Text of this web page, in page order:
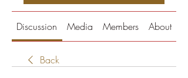
Discussion Media Members About
Back